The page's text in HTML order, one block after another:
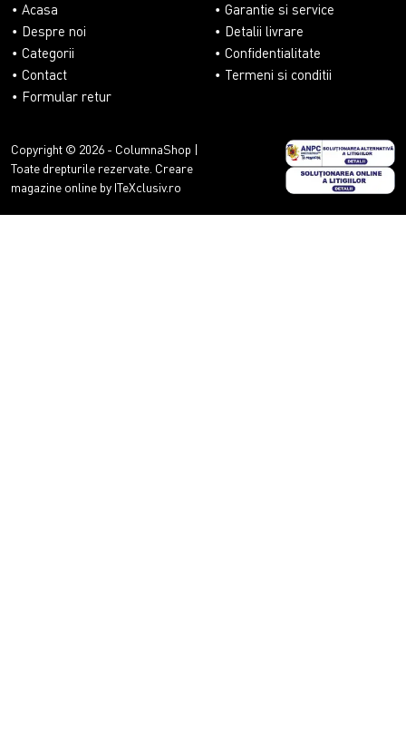
Acasa
Despre noi
Categorii
Contact
Formular retur
Garantie si service
Detalii livrare
Confidentialitate
Termeni si conditii
Copyright © 2026 - ColumnaShop |
Toate drepturile rezervate. Creare
magazine online by ITeXclusiv.ro